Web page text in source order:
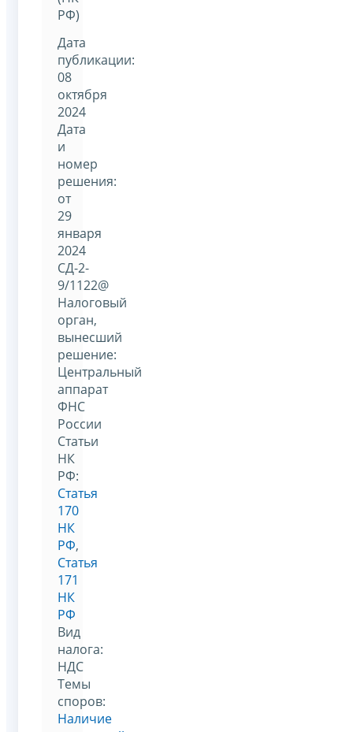
РФ)
Дата
публикации:
08
октября
2024
Дата
и
номер
решения:
от
29
января
2024
СД-2-
9/1122@
Налоговый
орган,
вынесший
решение:
Центральный
аппарат
ФНС
России
Статьи
НК
РФ:
Статья
170
НК
РФ,
Статья
171
НК
РФ
Вид
налога:
НДС
Темы
споров:
Наличие